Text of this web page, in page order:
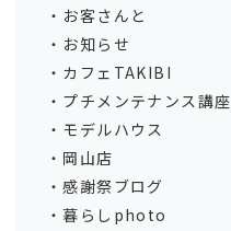
お客さんと
お知らせ
カフェTAKIBI
プチメンテナンス講座
モデルハウス
岡山店
感謝祭ブログ
暮らしphoto